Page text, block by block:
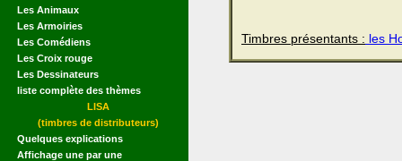
Les Animaux
Les Armoiries
Les Comédiens
Les Croix rouge
Les Dessinateurs
liste complète des thèmes
LISA
(timbres de distributeurs)
Quelques explications
Affichage une par une
Timbres présentants : les